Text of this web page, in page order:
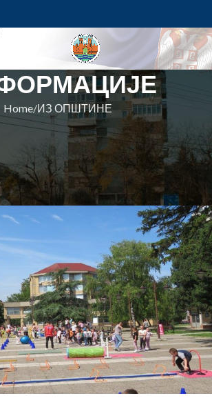
Home ИЗ ОПШТИНЕ
ИЗ ОПШТИНЕ
„СПОРТСКО
ЛЕТО“
Ковин On 10. jun 2024.